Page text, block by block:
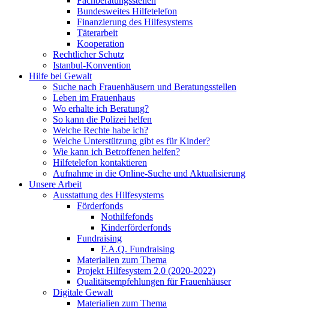
Bundesweites Hilfetelefon
Finanzierung des Hilfesystems
Täterarbeit
Kooperation
Rechtlicher Schutz
Istanbul-Konvention
Hilfe bei Gewalt
Suche nach Frauenhäusern und Beratungsstellen
Leben im Frauenhaus
Wo erhalte ich Beratung?
So kann die Polizei helfen
Welche Rechte habe ich?
Welche Unterstützung gibt es für Kinder?
Wie kann ich Betroffenen helfen?
Hilfetelefon kontaktieren
Aufnahme in die Online-Suche und Aktualisierung
Unsere Arbeit
Ausstattung des Hilfesystems
Förderfonds
Nothilfefonds
Kinderförderfonds
Fundraising
F.A.Q. Fundraising
Materialien zum Thema
Projekt Hilfesystem 2.0 (2020-2022)
Qualitätsempfehlungen für Frauenhäuser
Digitale Gewalt
Materialien zum Thema